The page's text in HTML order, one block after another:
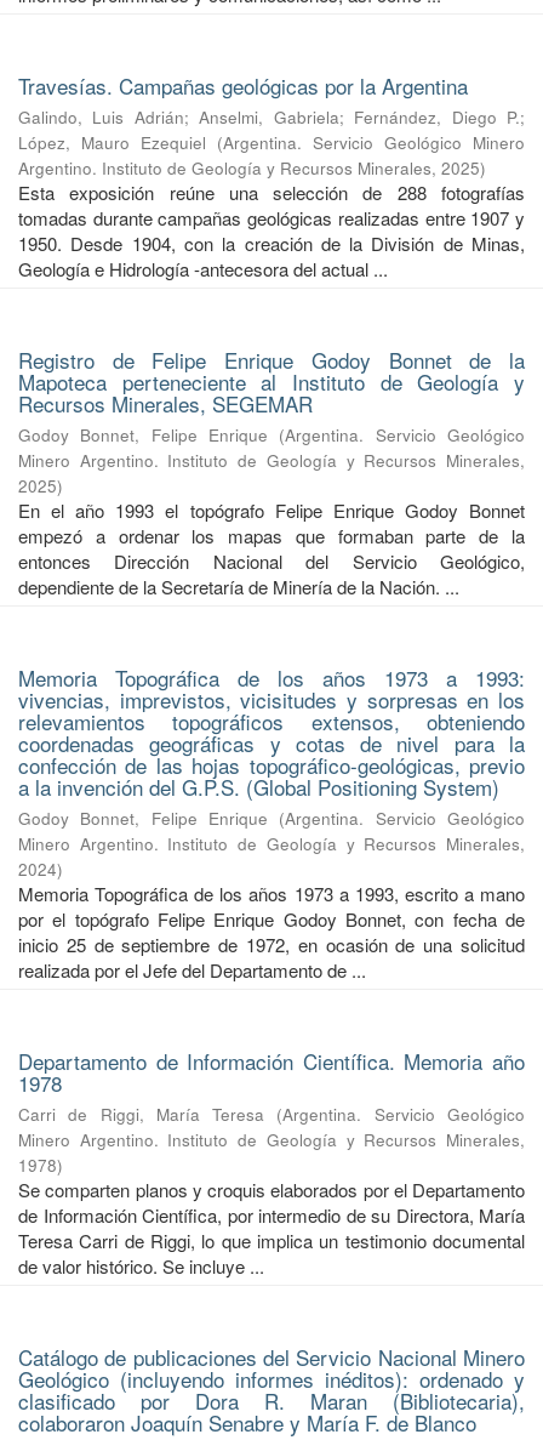
Travesías. Campañas geológicas por la Argentina
Galindo, Luis Adrián;Anselmi, Gabriela; Fernández, Diego P.;
López, Mauro Ezequiel (Argentina. Servicio Geológico Minero
Argentino. Instituto de Geología y Recursos Minerales, 2025)
Esta exposición reúne una selección de 288 fotografías
tomadas durante campañas geológicas realizadas entre 1907 y
1950. Desde 1904, con la creación de la División de Minas,
Geología e Hidrología -antecesora del actual ...
Registro de Felipe Enrique Godoy Bonnet de la
Mapoteca perteneciente al Instituto de Geología y
Recursos Minerales, SEGEMAR
Godoy Bonnet, Felipe Enrique (Argentina. Servicio Geológico
Minero Argentino. Instituto de Geología y Recursos Minerales,
2025)
En el año 1993 el topógrafo Felipe Enrique Godoy Bonnet
empezó a ordenar los mapas que formaban parte de la
entonces Dirección Nacional del Servicio Geológico,
dependiente de la Secretaría de Minería de la Nación. ...
Memoria Topográfica de los años 1973 a 1993:
vivencias, imprevistos, vicisitudes y sorpresas en los
relevamientos topográficos extensos, obteniendo
coordenadas geográficas y cotas de nivel para la
confección de las hojas topográfico-geológicas, previo
a la invención del G.P.S. (Global Positioning System)
Godoy Bonnet, Felipe Enrique (Argentina. Servicio Geológico
Minero Argentino. Instituto de Geología y Recursos Minerales,
2024)
Memoria Topográfica de los años 1973 a 1993, escrito a mano
por el topógrafo Felipe Enrique Godoy Bonnet, con fecha de
inicio 25 de septiembre de 1972, en ocasión de una solicitud
realizada por el Jefe del Departamento de ...
Departamento de Información Científica. Memoria año
1978
Carri de Riggi, María Teresa (Argentina. Servicio Geológico
Minero Argentino. Instituto de Geología y Recursos Minerales,
1978)
Se comparten planos y croquis elaborados por el Departamento
de Información Científica, por intermedio de su Directora, María
Teresa Carri de Riggi, lo que implica un testimonio documental
de valor histórico. Se incluye ...
Catálogo de publicaciones del Servicio Nacional Minero
Geológico (incluyendo informes inéditos): ordenado y
clasificado por Dora R. Maran (Bibliotecaria),
colaboraron Joaquín Senabre y María F. de Blanco